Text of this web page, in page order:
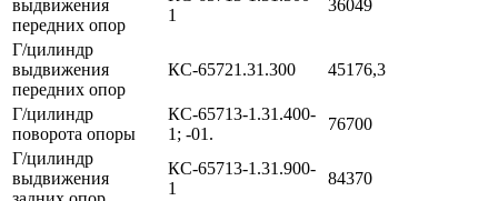
выдвижения
передних опор
1
36049
Г/цилиндр
выдвижения
передних опор
КС-65721.31.300 45176,3
Г/цилиндр
поворота опоры
КС-65713-1.31.400-
1; -01.
76700
Г/цилиндр
выдвижения
КС-65713-1.31.900-
1
84370